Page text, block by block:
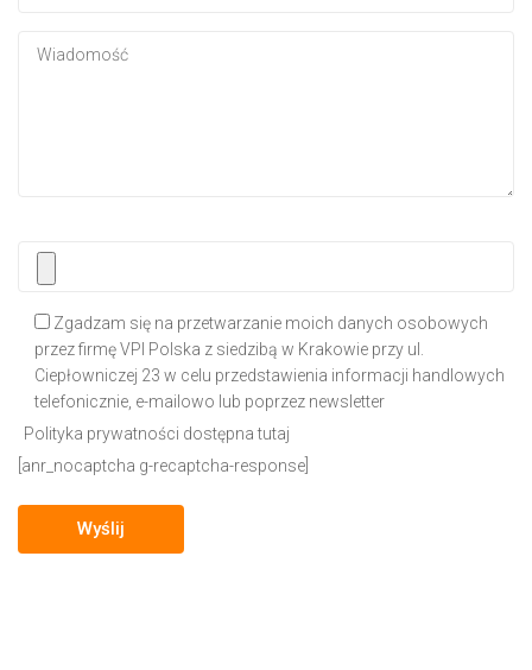
Zgadzam się na przetwarzanie moich danych osobowych
przez firmę VPI Polska z siedzibą w Krakowie przy ul.
Ciepłowniczej 23 w celu przedstawienia informacji handlowych
telefonicznie, e-mailowo lub poprzez newsletter
Polityka prywatności dostępna tutaj
[anr_nocaptcha g-recaptcha-response]